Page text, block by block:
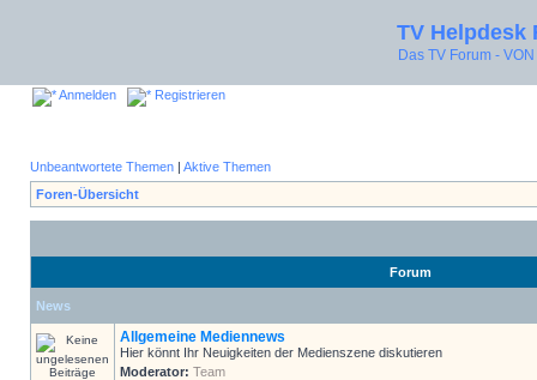
TV Helpdesk
Das TV Forum -
Anmelden Registrieren
Unbeantwortete Themen | Aktive Themen
Foren-Übersicht
Forum
News
Allgemeine Mediennews
Hier könnt Ihr Neuigkeiten der Medienszene diskutieren
Moderator: Team